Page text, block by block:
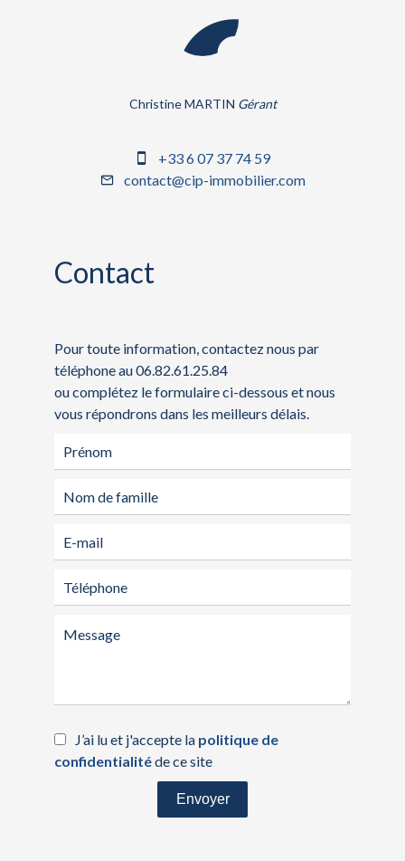
Christine MARTIN Gérant
+33 6 07 37 74 59
contact@cip-immobilier.com
Contact
Pour toute information, contactez nous par
téléphone au 06.82.61.25.84
ou complétez le formulaire ci-dessous et nous
vous répondrons dans les meilleurs délais.
J’ai lu et j'accepte la politique de
confidentialitéde ce site
Envoyer